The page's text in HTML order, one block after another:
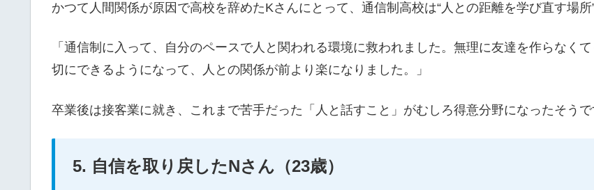
かつて人間関係が原因で高校を辞めたKさんにとって、通信制高校は“人との距離を学び直す場所”
「通信制に入って、自分のペースで人と関われる環境に救われました。無理に友達を作らなく
切にできるようになって、人との関係が前より楽になりました。」
卒業後は接客業に就き、これまで苦手だった「人と話すこと」がむしろ得意分野になったそうで
5. 自信を取り戻したNさん（23歳）